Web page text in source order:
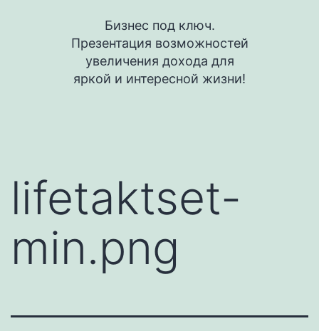
содержимому
Бизнес под ключ.
Презентация возможностей
увеличения дохода для
яркой и интересной жизни!
lifetaktset-
min.png